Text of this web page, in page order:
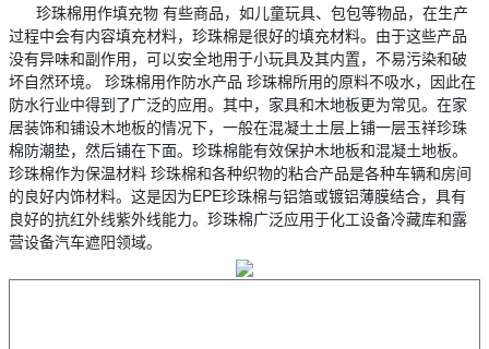
珍珠棉用作填充物 有些商品，如儿童玩具、包包等物品，在生产
过程中会有内容填充材料，珍珠棉是很好的填充材料。由于这些产品
没有异味和副作用，可以安全地用于小玩具及其内置，不易污染和破
坏自然环境。 珍珠棉用作防水产品 珍珠棉所用的原料不吸水，因此在
防水行业中得到了广泛的应用。其中，家具和木地板更为常见。在家
居装饰和铺设木地板的情况下，一般在混凝土土层上铺一层玉祥珍珠
棉防潮垫，然后铺在下面。珍珠棉能有效保护木地板和混凝土地板。
珍珠棉作为保温材料 珍珠棉和各种织物的粘合产品是各种车辆和房间
的良好内饰材料。这是因为EPE珍珠棉与铝箔或镀铝薄膜结合，具有
良好的抗红外线紫外线能力。珍珠棉广泛应用于化工设备冷藏库和露
营设备汽车遮阳领域。